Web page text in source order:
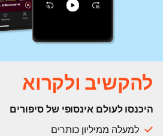
להקשיב ולקרוא
היכנסו לעולם אינסופי של סיפורים
למעלה ממיליון כותרים